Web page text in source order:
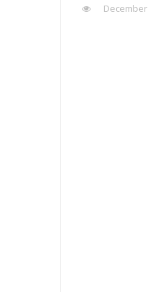
December